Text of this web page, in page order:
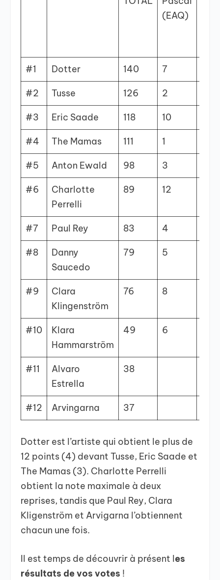
(EAQ)
#1 Dotter 140 7
#2 Tusse 126 2
#3 Eric Saade 118 10
#4 The Mamas 111 1
#5 Anton Ewald 98 3
#6
Charlotte
Perrelli
89 12
#7 Paul Rey 83 4
#8
Danny
Saucedo
79 5
#9
Clara
Klingenström
76 8
#10
Klara
Hammarström
49 6
#11
Alvaro
Estrella
38
#12 Arvingarna 37
Dotter est l’artiste qui obtient le plus de
12 points (4) devant Tusse, Eric Saade et
The Mamas (3). Charlotte Perrelli
obtient la note maximale à deux
reprises, tandis que Paul Rey, Clara
Kligenström et Arvigarna l’obtiennent
chacun une fois.
Il est temps de découvrir à présent les
résultats de vos votes !